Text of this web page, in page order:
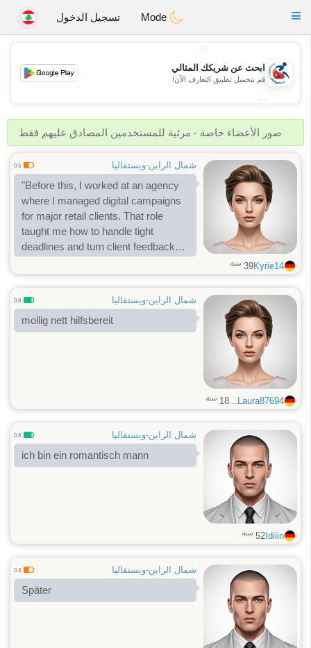
Handi Space
Toggle
تسجيل الدخول
💖
💕
ابحث عن شريكك المثالي
قم بتحميل تطبيق التعارف الآن!
صور الأعضاء خاصة - مرئية للمستخدمين المصادق عليهم فقط
شمال الراين-ويستفاليا 0.5
"Before this, I worked at an agency
where I managed digital campaigns
for major retail clients. That role
taught me how to handle tight
deadlines and turn client feedback
Kyrie14
39 سنة
شمال الراين-ويستفاليا 0.8
mollig nett hilfsbereit
Laura87694...
18 سنة
شمال الراين-ويستفاليا 0.8
ich bin ein romantisch mann
Idilin
52 سنة
شمال الراين-ويستفاليا 0.3
Später